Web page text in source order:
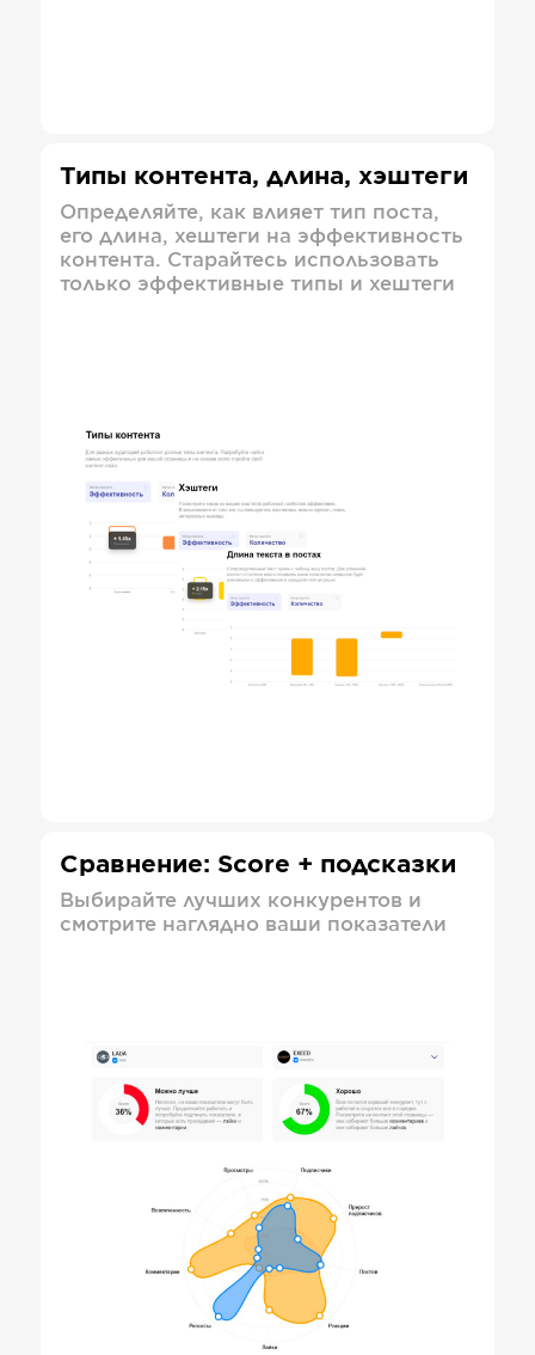
Типы контента, длина, хэштеги
Определяйте, как влияет тип поста,
его длина, хештеги на эффективность
контента. Старайтесь использовать
только эффективные типы и хештеги
Сравнение: Score + подсказки
Выбирайте лучших конкурентов и
смотрите наглядно ваши показатели